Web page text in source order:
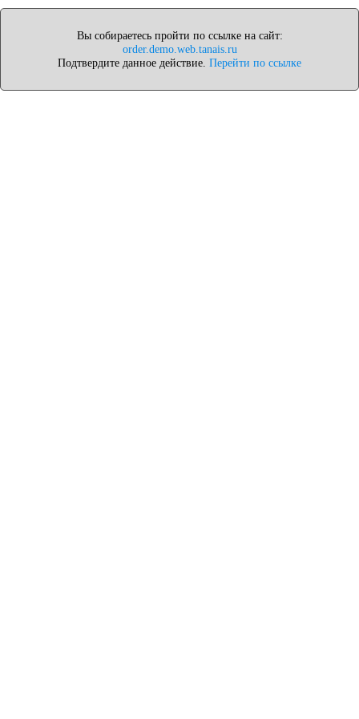
Вы собираетесь пройти по ссылке на сайт:
order.demo.web.tanais.ru
Подтвердите данное действие. Перейти по ссылке